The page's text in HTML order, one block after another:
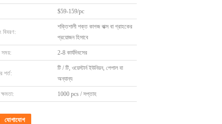
$59-159/pc
বিবরণ:
শক্তিশালী শক্ত কাগজ বাক্স বা গ্রাহকের
প্রয়োজন হিসাবে
সময়: 2-8 কার্যদিবসের
শর্ত:
টি / টি, ওয়েস্টার্ন ইউনিয়ন, পেপাল বা
অন্যান্য
1000 pcs / সপ্তাহ
যোগাযোগ